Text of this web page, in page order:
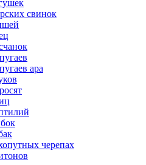
свинок
ара
черепах